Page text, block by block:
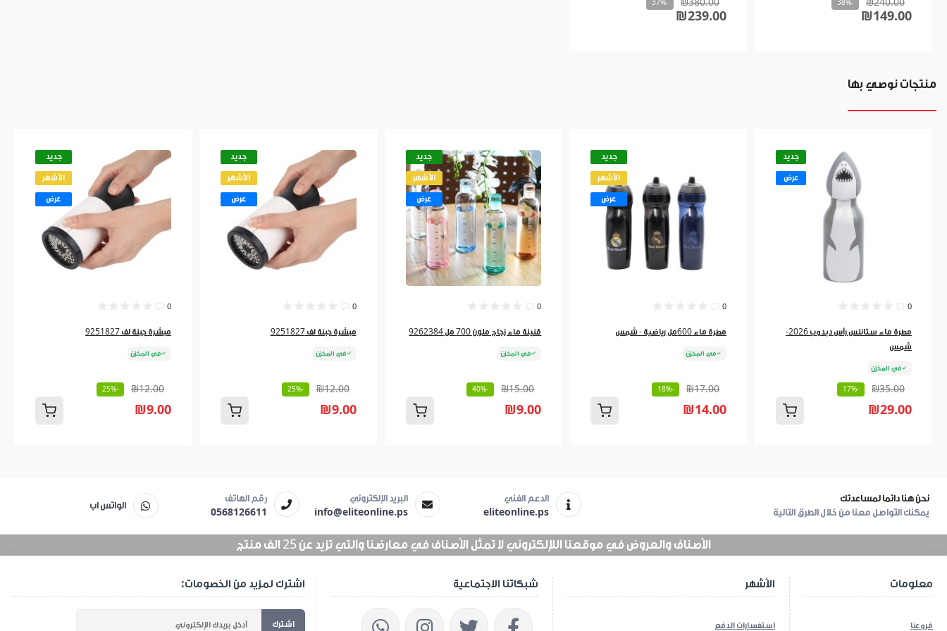
₪240.00
-38%
₪149.00
₪380.00
-37%
₪239.00
منتجات نوصي بها
جديد
عرض
0
مطرة ماء ستانلس رأس دبدوب 2026-
شمس
في المخزن
₪35.00
-17%
₪29.00
جديد
الأشهر
عرض
0
مطرة ماء 600مل رياضية - شمس
في المخزن
₪17.00
-18%
₪14.00
جديد
الأشهر
عرض
0
قنينة ماء زجاج ملون 700 مل 9262384
في المخزن
₪15.00
-40%
₪9.00
جديد
الأشهر
عرض
0
مبشرة جبنة لف 9251827
في المخزن
₪12.00
-25%
₪9.00
جديد
الأشهر
عرض
0
مبشرة جبنة لف 9251827
في المخزن
₪12.00
-25%
₪9.00
نحن هنا دائما لمساعدتك
يمكنك التواصل معنا من خلال الطرق التالية
الدعم الفني
eliteonline.ps
البريد الإلكتروني
info@eliteonline.ps
رقم الهاتف
0568126611
الواتس اب
الأصناف والعروض في موقعنا اللإلكتروني لا تمثل الأصناف في معارضنا والتي تزيد عن 25 الف منتج
اشترك لمزيد من الخصومات:
اشترك
شبكاتنا الاجتماعية الأشهر
استفسارات الدفع
معلومات
فروعنا